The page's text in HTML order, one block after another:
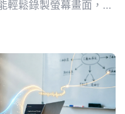
輕鬆錄製螢幕畫面，步